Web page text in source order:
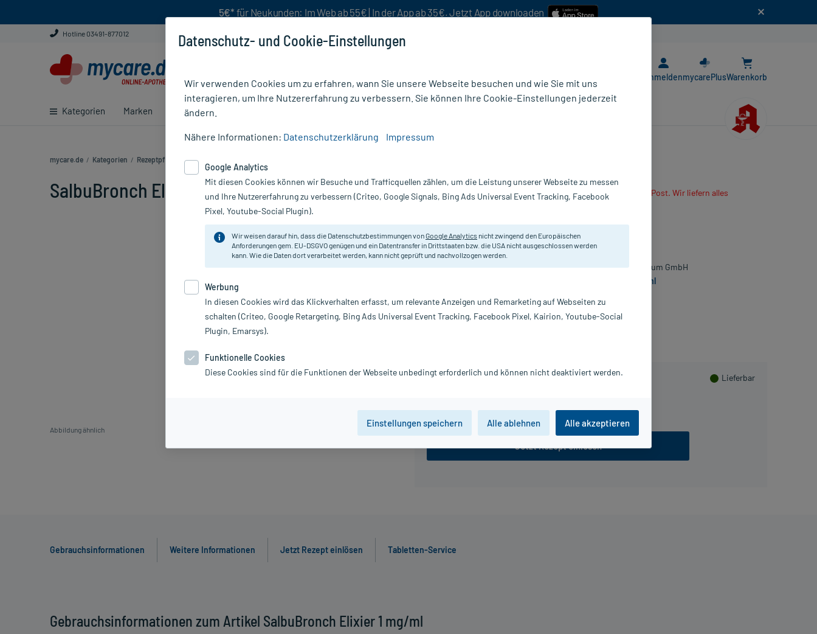
5€* für Neukunden: Im Web ab 55€ | In der App ab 35€. Jetzt App downloaden
Hotline 03491-877012
Kategorien Marken Ratgeber
AnmeldenmycarePlusWarenkorb
mycare.de / Kategorien / Rezeptpflichtige Medikamente
SalbuBronch Elixier 1 mg/ml, 20 ml
Abbildung ähnlich
18,24 €
Lieferbar
Jetzt Rezept einlösen
Scannen Sie Ihr E-Rezept in der mycare App oder senden es per Post. Wir liefern alles
versandkostenfrei* - inklusive Ihrer mitbestellten Produkte.
Darreichung:
Tropfen zum Einnehmen
Inhalt:
20 ml
PZN:
Hersteller:
INFECTOPHARM Arzn.u.Consilium GmbH
SalbuBronch Elixier 1 mg/ml
Gebrauchsinformationen Weitere Informationen Jetzt Rezept einlösen Tabletten-Service
Gebrauchsinformationen zum Artikel SalbuBronch Elixier 1 mg/ml
Datenschutz- und Cookie-Einstellungen
Wir verwenden Cookies um zu erfahren, wann Sie unsere Webseite besuchen und wie Sie mit uns
interagieren, um Ihre Nutzererfahrung zu verbessern. Sie können Ihre Cookie-Einstellungen jederzeit
ändern.
Nähere Informationen: Datenschutzerklärung Impressum
Google Analytics
Mit diesen Cookies können wir Besuche und Trafficquellen zählen, um die Leistung unserer Webseite zu messen
und Ihre Nutzererfahrung zu verbessern (Criteo, Google Signals, Bing Ads Universal Event Tracking, Facebook
Pixel, Youtube-Social Plugin).
Wir weisen darauf hin, dass die Datenschutzbestimmungen vonGoogle Analytics nicht zwingend den Europäischen
Anforderungen gem. EU-DSGVO genügen und ein Datentransfer in Drittstaaten bzw. die USA nicht ausgeschlossen werden
kann. Wie die Daten dort verarbeitet werden, kann nicht geprüft und nachvollzogen werden.
Werbung
In diesen Cookies wird das Klickverhalten erfasst, um relevante Anzeigen und Remarketing auf Webseiten zu
schalten (Criteo, Google Retargeting, Bing Ads Universal Event Tracking, Facebook Pixel, Kairion, Youtube-Social
Plugin, Emarsys).
Funktionelle Cookies
Diese Cookies sind für die Funktionen der Webseite unbedingt erforderlich und können nicht deaktiviert werden.
Einstellungen speichern Alle ablehnen Alle akzeptieren